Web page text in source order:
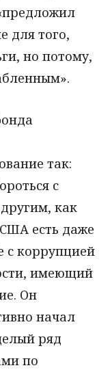
для того,
но потому,
так:
с
как
есть даже
с коррупцией
имеющий
Он
начал
ряд
по